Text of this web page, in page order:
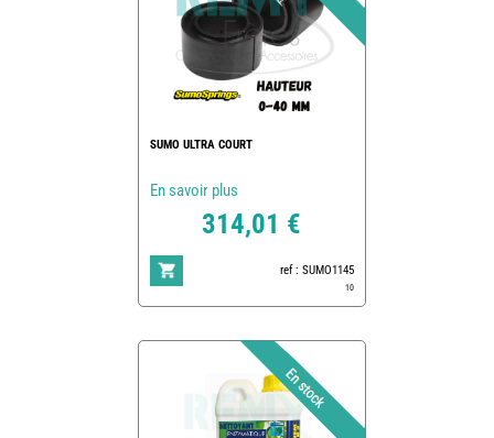
SUMO ULTRA COURT
En savoir plus
314,01 €
ref : SUMO1145
10